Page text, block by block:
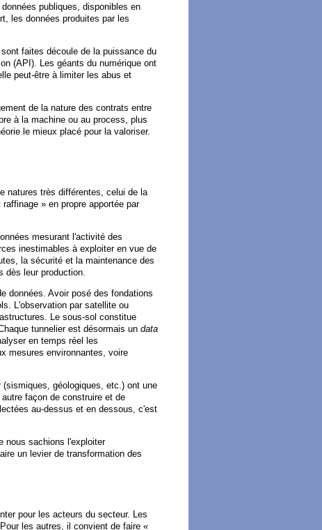
publiques, disponibles en
les données produites par les
faites découle de la puissance du
(API). Les géants du numérique ont
peut-être à limiter les abus et
de la nature des contrats entre
à la machine ou au process, plus
le mieux placé pour la valoriser.
natures très différentes, celui de la
» en propre apportée par
mesurant l'activité des
inestimables à exploiter en vue de
la sécurité et la maintenance des
dès leur production.
données. Avoir posé des fondations
L'observation par satellite ou
Le sous-sol constitue
tunnelier est désormais un data
en temps réel les
mesures environnantes, voire
géologiques, etc.) ont une
façon de construire et de
au-dessus et en dessous, c'est
nous sachions l'exploiter
un levier de transformation des
pour les acteurs du secteur. Les
les autres, il convient de faire «